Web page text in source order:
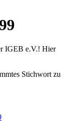
IGEB e.V.! Hier
Stichwort zu